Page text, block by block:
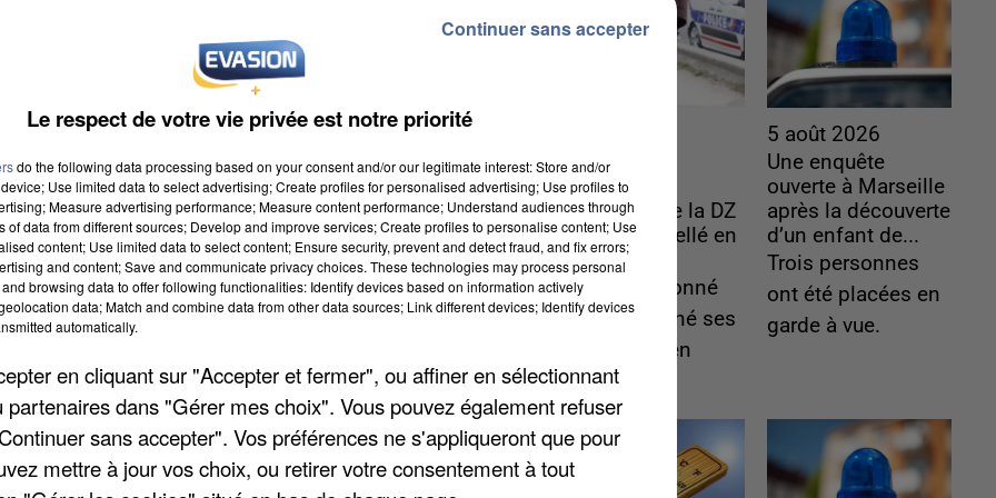
cause du cancer pédiatrique... et de collecter des fonds pour la
de 11 ans
à toutes et à tous de participer à cette opération pour la durée
(kids United et gagnante de l'eurovision 2020), Nour The Voice
de finale de the Voice)
L’un des
fondateurs
supposés de la DZ
Mafia interpellé en
Algérie
Il est soupçonné
d'y avoir mené ses
opérations en
France.
5 août 2026
Une enquête
ouverte à Marseille
après la découverte
d’un enfant de...
Trois personnes
ont été placées en
garde à vue.
Le respect de votre vie privée est notre priorité
do the following data processing based on your consent and/or our legitimate interest: Store and/or
Use limited data to select advertising; Create profiles for personalised advertising; Use profiles to
Measure advertising performance; Measure content performance; Understand audiences through
of data from different sources; Develop and improve services; Create profiles to personalise content; Use
content; Use limited data to select content; Ensure security, prevent and detect fraud, and fix errors;
and content; Save and communicate privacy choices. These technologies may process personal
browsing data to offer following functionalities: Identify devices based on information actively
data; Match and combine data from other data sources; Link different devices; Identify devices
automatically.
en cliquant sur "Accepter et fermer", ou affiner en sélectionnant
partenaires dans "Gérer mes choix". Vous pouvez également refuser
sans accepter". Vos préférences ne s'appliqueront que pour
mettre à jour vos choix, ou retirer votre consentement à tout
Continuer sans accepter